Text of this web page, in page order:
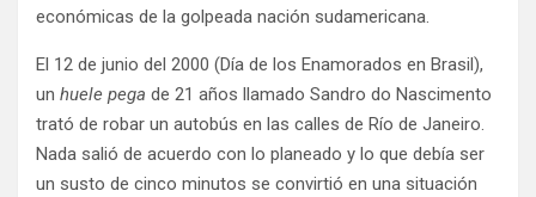
económicas de la golpeada nación sudamericana.
El 12 de junio del 2000 (Día de los Enamorados en Brasil),
un huele pega de 21 años llamado Sandro do Nascimento
trató de robar un autobús en las calles de Río de Janeiro.
Nada salió de acuerdo con lo planeado y lo que debía ser
un susto de cinco minutos se convirtió en una situación